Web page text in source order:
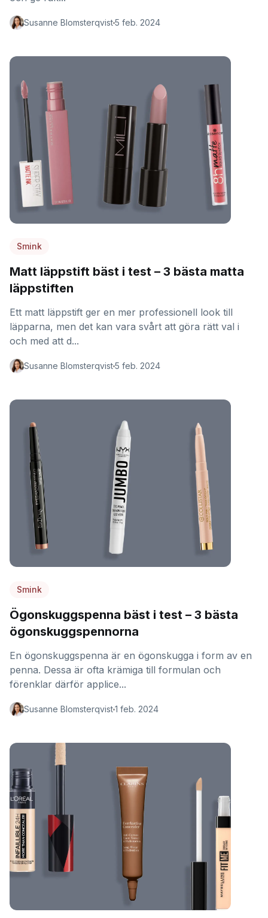
Susanne Blomsterqvist5 feb. 2024
Smink
Matt läppstift bäst i test – 3 bästa matta
läppstiften
Ett matt läppstift ger en mer professionell look till
läpparna, men det kan vara svårt att göra rätt val i
och med att d...
Susanne Blomsterqvist5 feb. 2024
Smink
Ögonskuggspenna bäst i test – 3 bästa
ögonskuggspennorna
En ögonskuggspenna är en ögonskugga i form av en
penna. Dessa är ofta krämiga till formulan och
förenklar därför applice...
Susanne Blomsterqvist1 feb. 2024